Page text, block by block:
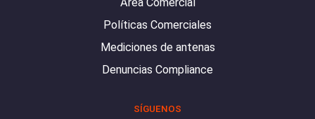
Políticas Comerciales
Mediciones de antenas
Denuncias Compliance
SÍGUENOS